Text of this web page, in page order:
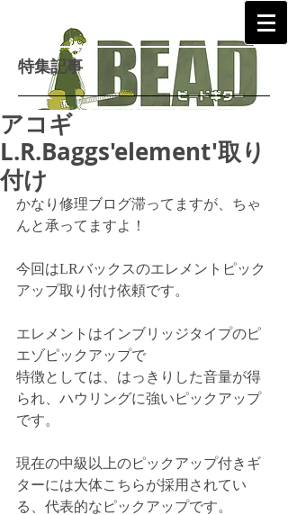
EK
特集記事
アコギ
L.R.Baggs'element'取り
付け
かなり修理ブログ滞ってますが、ちゃ
んと承ってますよ！
今回はLRバックスのエレメントピック
アップ取り付け依頼です。
エレメントはインブリッジタイプのピ
エゾピックアップで
特徴としては、はっきりした音量が得
られ、ハウリングに強いピックアップ
です。
現在の中級以上のピックアップ付きギ
ターには大体こちらが採用されてい
る、代表的なピックアップです。